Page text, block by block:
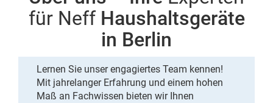
für NeffHaushaltsgeräte
in Berlin
Lernen Sie unserengagiertes Team kennen!
Mit jahrelanger Erfahrung und einem hohen
Maß an Fachwissen bieten wir Ihnen